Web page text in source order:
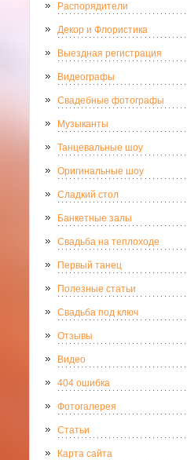
Распорядители
Декор и Флористика
Выездная регистрация
Видеографы
Свадебные фотографы
Музыканты
Танцевальные шоу
Оригинальные шоу
Сладкий стол
Банкетные залы
Свадьба на теплоходе
Первый танец
Полезные статьи
Свадьба под ключ
Отзывы
Видео
404 ошибка
Фотогалерея
Статьи
Карта сайта